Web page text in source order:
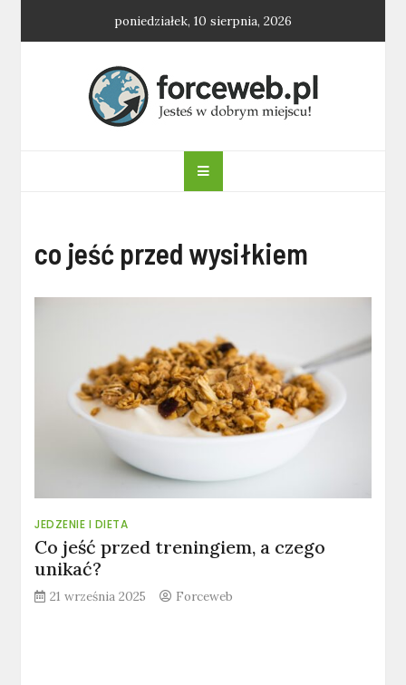
poniedziałek, 10 sierpnia, 2026
forceweb.pl
co jeść przed wysiłkiem
JEDZENIE I DIETA
Co jeść przed treningiem, a czego
unikać?
21 września 2025 Forceweb